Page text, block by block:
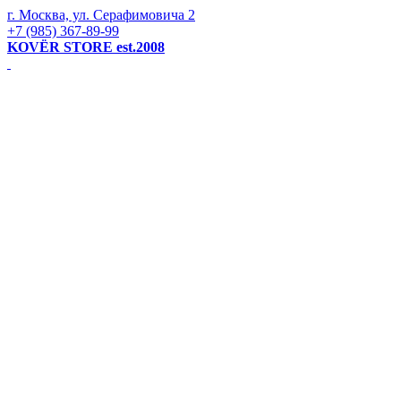
г. Москва, ул. Серафимовича 2
+7 (985) 367-89-99
KOVЁR STORE est.2008